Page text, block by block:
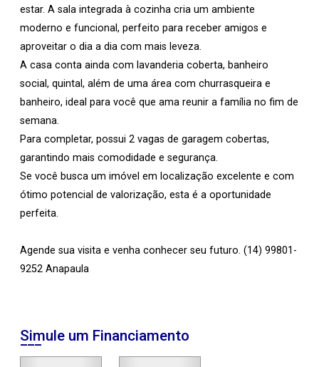
estar. A sala integrada à cozinha cria um ambiente
moderno e funcional, perfeito para receber amigos e
aproveitar o dia a dia com mais leveza.
A casa conta ainda com lavanderia coberta, banheiro
social, quintal, além de uma área com churrasqueira e
banheiro, ideal para você que ama reunir a família no fim de
semana.
Para completar, possui 2 vagas de garagem cobertas,
garantindo mais comodidade e segurança.
Se você busca um imóvel em localização excelente e com
ótimo potencial de valorização, esta é a oportunidade
perfeita.
Agende sua visita e venha conhecer seu futuro. (14) 99801-
9252 Anapaula
Simule um Financiamento